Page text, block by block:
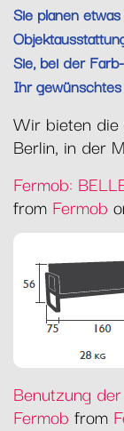
Sie planen
Sie, bei der
Ihr
Wir bieten die
Berlin, in der
Fermob:
from Fermob
Benutzung
Fermob from